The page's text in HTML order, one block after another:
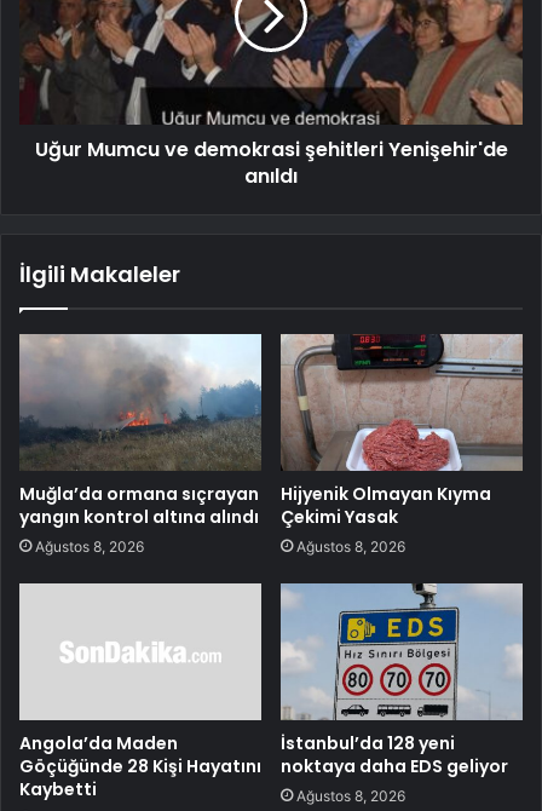
Uğur Mumcu ve demokrasi şehitleri Yenişehir'de
anıldı
İlgili Makaleler
Muğla’da ormana sıçrayan
yangın kontrol altına alındı
Ağustos 8, 2026
Hijyenik Olmayan Kıyma
Çekimi Yasak
Ağustos 8, 2026
Angola’da Maden
Göçüğünde 28 Kişi Hayatını
Kaybetti
İstanbul’da 128 yeni
noktaya daha EDS geliyor
Ağustos 8, 2026